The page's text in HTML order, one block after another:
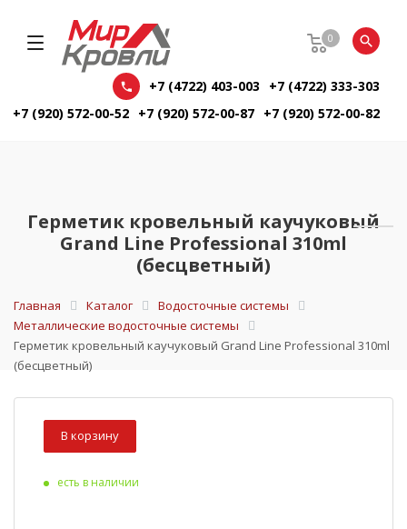
0
+7 (4722) 403-003
+7 (4722) 333-303
+7 (920) 572-00-52 +7 (920) 572-00-87 +7 (920) 572-00-82
Герметик кровельный каучуковый
Grand Line Professional 310ml
(бесцветный)
Главная Каталог
Водосточные системы
Металлические водосточные системы
Герметик кровельный каучуковый Grand Line Professional 310ml
(бесцветный)
В корзину
есть в наличии